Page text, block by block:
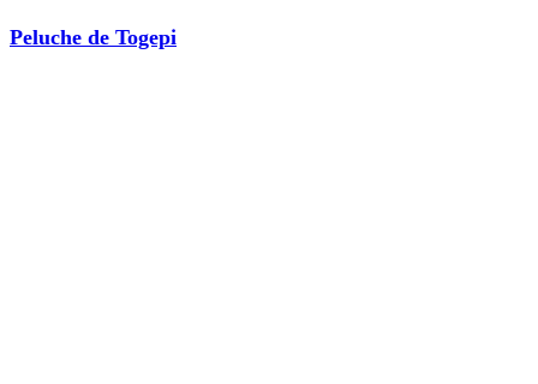
Peluche de Togepi